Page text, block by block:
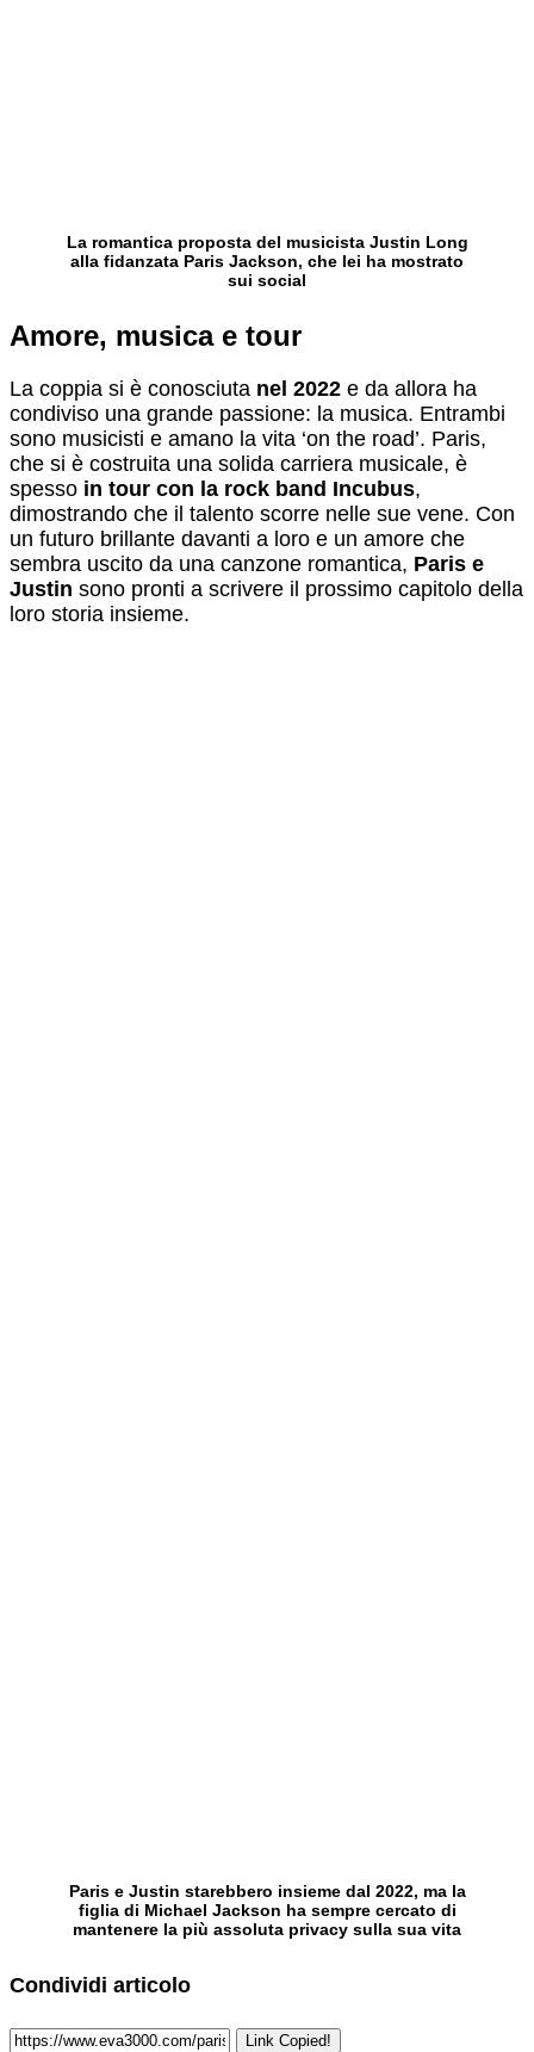
La romantica proposta del musicista Justin Long
alla fidanzata Paris Jackson, che lei ha mostrato
sui social
Amore, musica e tour
La coppia si è conosciuta nel 2022 e da allora ha
condiviso una grande passione: la musica. Entrambi
sono musicisti e amano la vita ‘on the road’. Paris,
che si è costruita una solida carriera musicale, è
spesso in tour con la rock band Incubus,
dimostrando che il talento scorre nelle sue vene. Con
un futuro brillante davanti a loro e un amore che
sembra uscito da una canzone romantica, Paris e
Justin sono pronti a scrivere il prossimo capitolo della
loro storia insieme.
Paris e Justin starebbero insieme dal 2022, ma la
figlia di Michael Jackson ha sempre cercato di
mantenere la più assoluta privacy sulla sua vita
Condividi articolo
Link Copied!